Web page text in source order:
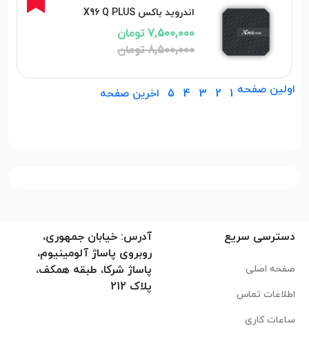
اندروید باکس X96 Q PLUS
7,500,000 تومان
8,500,000 تومان
اولین صفحه 1
2
3
4
5 اخرین صفحه
دسترسی سریع
صفحه اصلی
اطلاعات تماس
ساعات کاری
آدرس: خیابان جمهوری،
روبروی پاساژ آلومینیوم،
پاساژ شرکا، طبقه همکف،
پلاک 212